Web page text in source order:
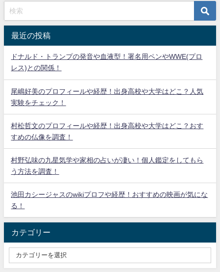
最近の投稿
ドナルド・トランプの発音や血液型！署名用ペンやWWE(プロ
レス)との関係！
尾嶋好美のプロフィールや経歴！出身高校や大学はどこ？人気
実験をチェック！
村松哲文のプロフィールや経歴！出身高校や大学はどこ？おす
すめの仏像を調査！
村野弘味の九星気学や家相の占いが凄い！個人鑑定をしてもら
う方法を調査！
池田カシージャスのwikiプロフや経歴！おすすめの映画が気にな
る！
カテゴリー